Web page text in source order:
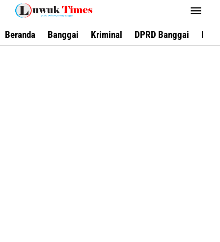
Lewati
konten
Beranda Banggai Kriminal DPRD Banggai